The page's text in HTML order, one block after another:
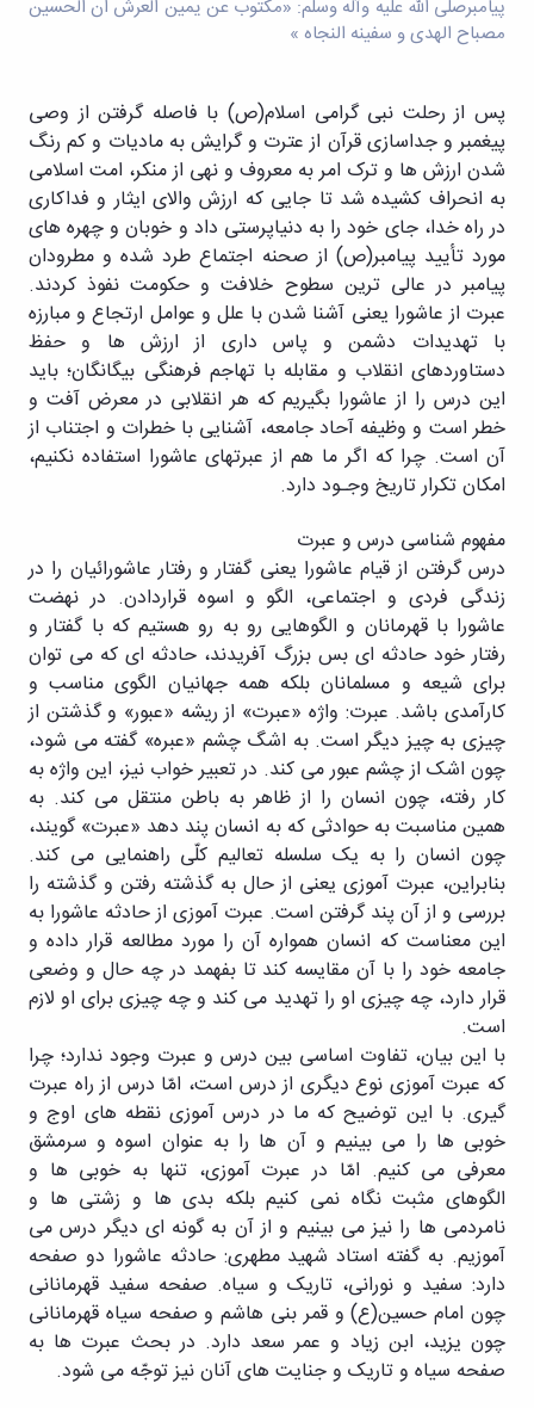
پیامبرصلی الله علیه وآله وسلم: «مکتوب عن یمین العرش ان الحسین
مصباح الهدی و سفینه النجاه »
پس از رحلت نبی گرامی اسلام(ص) با فاصله گرفتن از وصی
پیغمبر و جداسازی قرآن از عترت و گرایش به مادیات و کم رنگ
شدن ارزش ها و ترک امر به معروف و نهی از منکر، امت اسلامی
به انحراف کشیده شد تا جایی که ارزش والای ایثار و فداکاری
در راه خدا، جای خود را به دنیاپرستی داد و خوبان و چهره های
مورد تأیید پیامبر(ص) از صحنه اجتماع طرد شده و مطرودان
پیامبر در عالی ترین سطوح خلافت و حکومت نفوذ کردند.
عبرت از عاشورا یعنی آشنا شدن با علل و عوامل ارتجاع و مبارزه
با تهدیدات دشمن و پاس داری از ارزش ها و حفظ
دستاوردهای انقلاب و مقابله با تهاجم فرهنگی بیگانگان؛ باید
این درس را از عاشورا بگیریم که هر انقلابی در معرض آفت و
خطر است و وظیفه آحاد جامعه، آشنایی با خطرات و اجتناب از
آن است. چرا که اگر ما هم از عبرتهای عاشورا استفاده نکنیم،
امکان تکرار تاریخ وجـود دارد.
مفهوم شناسی درس و عبرت
درس گرفتن از قیام عاشورا یعنی گفتار و رفتار عاشورائیان را در
زندگی فردی و اجتماعی، الگو و اسوه قراردادن. در نهضت
عاشورا با قهرمانان و الگوهایی رو به رو هستیم که با گفتار و
رفتار خود حادثه ای بس بزرگ آفریدند، حادثه ای که می توان
برای شیعه و مسلمانان بلکه همه جهانیان الگوی مناسب و
کارآمدی باشد. عبرت: واژه «عبرت» از ریشه «عبور» و گذشتن از
چیزی به چیز دیگر است. به اشگ چشم «عبره» گفته می شود،
چون اشک از چشم عبور می کند. در تعبیر خواب نیز، این واژه به
کار رفته، چون انسان را از ظاهر به باطن منتقل می کند. به
همین مناسبت به حوادثی که به انسان پند دهد «عبرت» گویند،
چون انسان را به یک سلسله تعالیم کلّی راهنمایی می کند.
بنابراین، عبرت آموزی یعنی از حال به گذشته رفتن و گذشته را
بررسی و از آن پند گرفتن است. عبرت آموزی از حادثه عاشورا به
این معناست که انسان همواره آن را مورد مطالعه قرار داده و
جامعه خود را با آن مقایسه کند تا بفهمد در چه حال و وضعی
قرار دارد، چه چیزی او را تهدید می کند و چه چیزی برای او لازم
است.
با این بیان، تفاوت اساسی بین درس و عبرت وجود ندارد؛ چرا
که عبرت آموزی نوع دیگری از درس است، امّا درس از راه عبرت
گیری. با این توضیح که ما در درس آموزی نقطه های اوج و
خوبی ها را می بینیم و آن ها را به عنوان اسوه و سرمشق
معرفی می کنیم. امّا در عبرت آموزی، تنها به خوبی ها و
الگوهای مثبت نگاه نمی کنیم بلکه بدی ها و زشتی ها و
نامردمی ها را نیز می بینیم و از آن به گونه ای دیگر درس می
آموزیم. به گفته استاد شهید مطهری: حادثه عاشورا دو صفحه
دارد: سفید و نورانی، تاریک و سیاه. صفحه سفید قهرمانانی
چون امام حسین(ع) و قمر بنی هاشم و صفحه سیاه قهرمانانی
چون یزید، ابن زیاد و عمر سعد دارد. در بحث عبرت ها به
صفحه سیاه و تاریک و جنایت های آنان نیز توجّه می شود.